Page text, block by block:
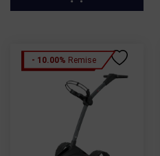
- 10.00% Remise